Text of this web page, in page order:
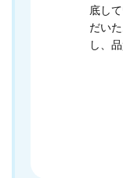
底し
だい
し、